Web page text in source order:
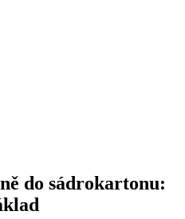
do sádrokartonu: